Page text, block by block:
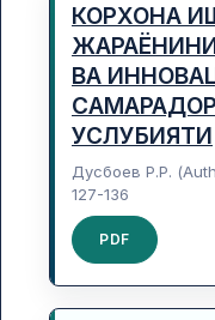
КОРХОНА
ВА
УСЛУБИЯТИ
Дусбоев Р.Р.
127-136
PDF